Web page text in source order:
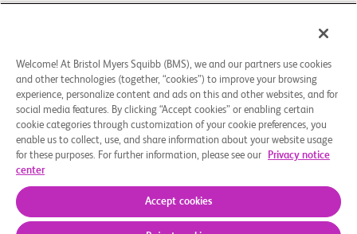
Überblick
The purpose of this study is to determine whether BMS-
986288 both by itself and in combination with
Nivolumab is safe and tolerable in the treatment of
Welcome! At Bristol Myers Squibb (BMS), we and our partners use cookies
and other technologies (together, “cookies”) to improve your browsing
experience, personalize content and ads on this and other websites, and for
social media features. By clicking “Accept cookies” or enabling certain
cookie categories through customization of your cookie preferences, you
enable us to collect, use, and share information about your website usage
for these purposes. For further information, please see our
Privacy notice
center
Accept cookies